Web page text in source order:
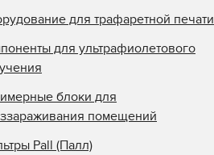
для трафаретной печати
для ультрафиолетового
блоки для
помещений
Pall (Палл)